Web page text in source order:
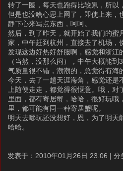
转了一圈，每天也跑得比较累，所以
但是也没啥心思上网了，即使上来，
静下心来写点东西，呵呵。
然后，到了昨天，就开始了我们的蜜
家，中午赶到杭州，直接去了机场，
发现这边好热好舒服啊，感觉和浙江
（当然，没那么闷），中午大概能
气质量很不错，潮潮的，总觉得有海
今天，去了一趟天涯海角，感觉还是
上随便走走，都觉得很惬意。哦，
里面，都有寄居蟹，哈哈，很好玩哦
里，都可能有同一种寄居蟹呢。
明天去哪玩还没想好，恩，为了明天
哈哈。
发表于：2010年01月26日 23:06 | 分